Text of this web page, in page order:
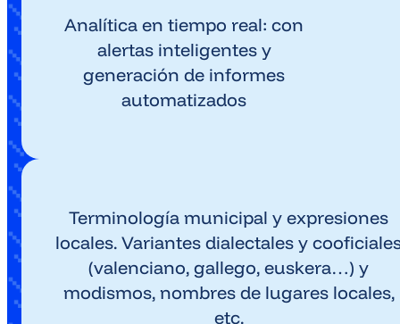
Analítica en tiempo real: con
alertas inteligentes y
generación de informes
automatizados
Terminología municipal y expresiones
locales. Variantes dialectales y
(valenciano, gallego, euskera…) y
modismos, nombres de lugares locales,
etc.